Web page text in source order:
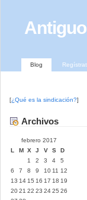
Blog
[¿Qué es la sindicación?]
Archivos
febrero 2017
L
M X J V S D
1 2 3 4
5
6
7 8 9 10 11 12
13 14 15 16 17 18 19
2021 22 23 2425 26